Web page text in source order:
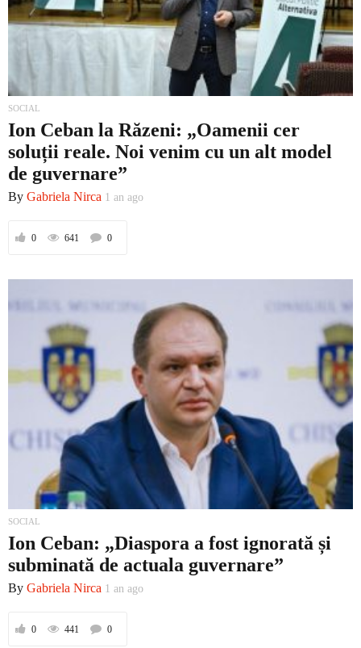
SOCIAL
Ion Ceban la Răzeni: „Oamenii cer
soluții reale. Noi venim cu un alt model
de guvernare”
By Gabriela Nirca 1 an ago
0 641 0
SOCIAL
Ion Ceban: „Diaspora a fost ignorată și
subminată de actuala guvernare”
By Gabriela Nirca 1 an ago
0 441 0